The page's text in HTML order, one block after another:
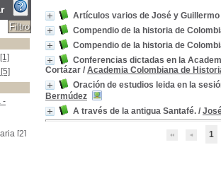
Artículos varios de José y
Compendio de la historia de
Compendio de la historia de
Conferencias dictadas en la
Cortázar / Academia Colombiana de
Oración de estudios leida en la
Bermúdez
A través de la antigua Santafé. /
1
[1]
[5]
-
secundaria
[2]